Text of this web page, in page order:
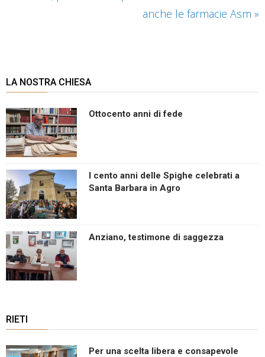
anche le farmacie Asm »
LA NOSTRA CHIESA
Ottocento anni di fede
I cento anni delle Spighe celebrati a
Santa Barbara in Agro
Anziano, testimone di saggezza
RIETI
Per una scelta libera e consapevole